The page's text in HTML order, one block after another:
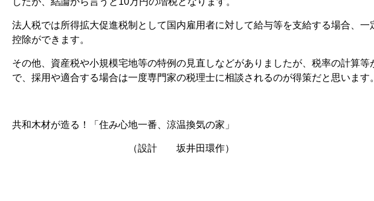
法人税では所得拡大促進税制として国内雇用者に対して給与等を支給する場合、
控除ができます。
その他、資産税や小規模宅地等の特例の見直しなどがありましたが、税率の計算
で、採用や適合する場合は一度専門家の税理士に相談されるのが得策だと思います
共和木材が造る！「住み心地一番、涼温換気の家」
（設計 坂井田環作）